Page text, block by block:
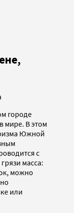
городе
мире. В этом
Южной
с
масса:
можно
или